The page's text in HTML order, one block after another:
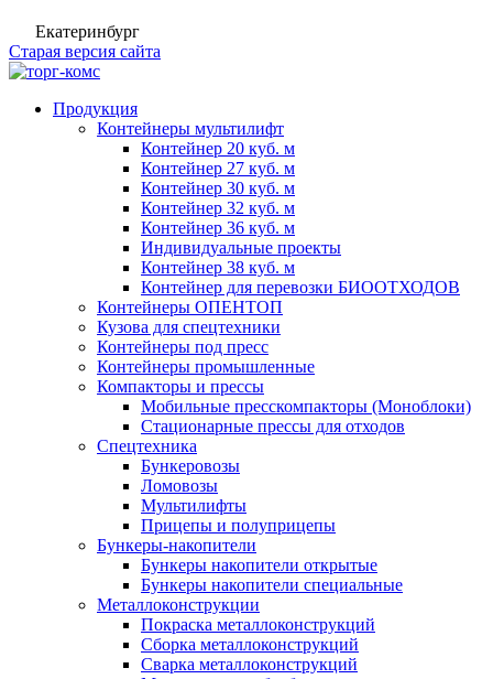
Екатеринбург
Старая версия сайта
Продукция
Контейнеры мультилифт
Контейнер 20 куб. м
Контейнер 27 куб. м
Контейнер 30 куб. м
Контейнер 32 куб. м
Контейнер 36 куб. м
Индивидуальные проекты
Контейнер 38 куб. м
Контейнер для перевозки БИООТХОДОВ
Контейнеры ОПЕНТОП
Кузова для спецтехники
Контейнеры под пресс
Контейнеры промышленные
Компакторы и прессы
Мобильные пресскомпакторы (Моноблоки)
Стационарные прессы для отходов
Спецтехника
Бункеровозы
Ломовозы
Мультилифты
Прицепы и полуприцепы
Бункеры-накопители
Бункеры накопители открытые
Бункеры накопители специальные
Металлоконструкции
Покраска металлоконструкций
Сборка металлоконструкций
Сварка металлоконструкций